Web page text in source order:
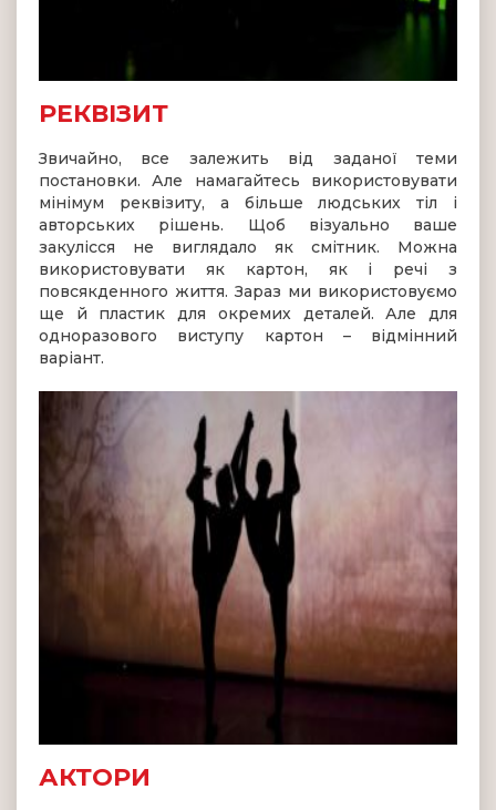
РЕКВІЗИТ
Звичайно, все залежить від заданої теми
постановки. Але намагайтесь використовувати
мінімум реквізиту, а більше людських тіл і
авторських рішень. Щоб візуально ваше
закулісся не виглядало як смітник. Можна
використовувати як картон, як і речі з
повсякденного життя. Зараз ми використовуємо
ще й пластик для окремих деталей. Але для
одноразового виступу картон – відмінний
варіант.
АКТОРИ